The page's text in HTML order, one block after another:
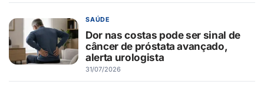
SAÚDE
Dor nas costas pode ser sinal de
câncer de próstata avançado,
alerta urologista
31/07/2026